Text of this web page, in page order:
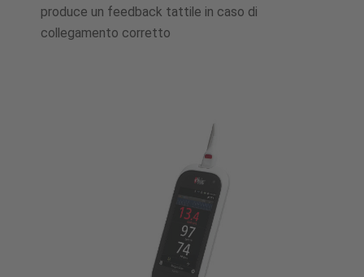
produce un feedback tattile in caso di
collegamento corretto